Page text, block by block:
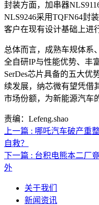
封装方面，加串器
NLS9246采用TQFN64封
客户在现有设计基础上进
总体而言，成熟车规体系
全自研IP与性能优势、丰
SerDes芯片具备的五大优
续发展，纳芯微有望凭借
市场份额，为新能源汽车
责编：Lefeng.shao
上一篇 : 哪吒汽车破产重
自救？
下一篇 : 台积电熊本二厂
外
关于我们
新闻资讯